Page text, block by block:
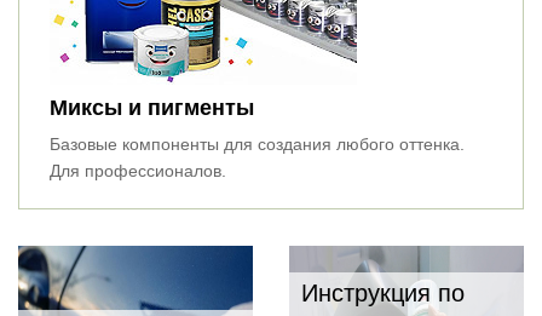
Миксы и пигменты
Базовые компоненты для создания любого оттенка.
Для профессионалов.
Инструкция по